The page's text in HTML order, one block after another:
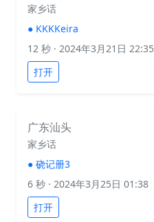
家乡话
● KKKKeira
12 秒 · 2024年3月21日 22:35
打开
广东汕头
家乡话
● 硗记册3
6 秒 · 2024年3月25日 01:38
打开